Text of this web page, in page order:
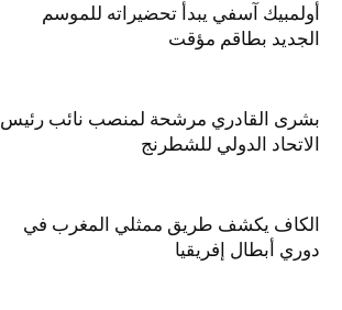
أولمبيك آسفي يبدأ تحضيراته للموسم
الجديد بطاقم مؤقت
بشرى القادري مرشحة لمنصب نائب رئيس
الاتحاد الدولي للشطرنج
الكاف يكشف طريق ممثلي المغرب في
دوري أبطال إفريقيا